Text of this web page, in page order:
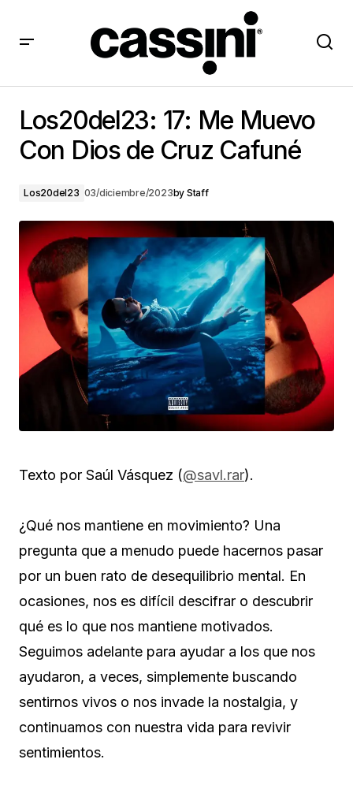
Los20del23: 17: Me Muevo
Con Dios de Cruz Cafuné
Los20del23 03/diciembre/2023by Staff
Texto por Saúl Vásquez (@savl.rar).
¿Qué nos mantiene en movimiento? Una
pregunta que a menudo puede hacernos pasar
por un buen rato de desequilibrio mental. En
ocasiones, nos es difícil descifrar o descubrir
qué es lo que nos mantiene motivados.
Seguimos adelante para ayudar a los que nos
ayudaron, a veces, simplemente buscando
sentirnos vivos o nos invade la nostalgia, y
continuamos con nuestra vida para revivir
sentimientos.